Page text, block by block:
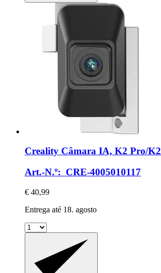
Creality Câmara IA, K2 Pro/K2
Art.-N.º: CRE-4005010117
€ 40,99
Entrega até 18. agosto